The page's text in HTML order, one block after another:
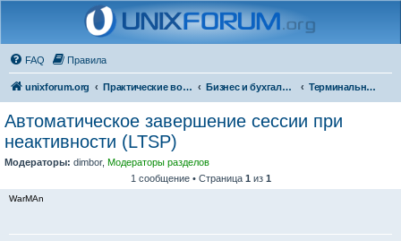
FAQ Правила
unixforum.org Практические вопросы Бизнес и бухгалтерия под Линукс Терминальные решения
Автоматическое завершение сессии при
неактивности (LTSP)
Модераторы: dimbor, Модераторы разделов
1 сообщение • Страница 1 из 1
WarMAn